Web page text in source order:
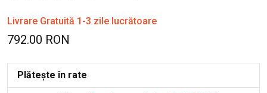
Livrare Gratuită 1-3 zile lucrătoare
792.00 RON
Plătește în rate